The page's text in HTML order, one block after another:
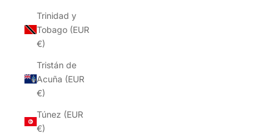
Trinidad y
Tobago (EUR
€)
Tristán de
Acuña (EUR
€)
Túnez (EUR
€)